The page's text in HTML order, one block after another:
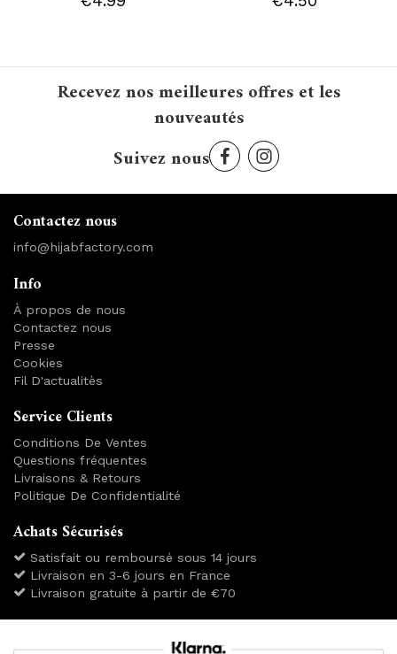
Recevez nos meilleures offres et les
nouveautés
Suivez nous
Contactez nous
info@hijabfactory.com
Info
À propos de nous
Contactez nous
Presse
Cookies
Fil D'actualitès
Service Clients
Conditions De Ventes
Questions fréquentes
Livraisons & Retours
Politique De Confidentialité
Achats Sécurisés
Satisfait ou remboursé sous 14 jours
Livraison en 3-6 jours en France
Livraison gratuite à partir de €70